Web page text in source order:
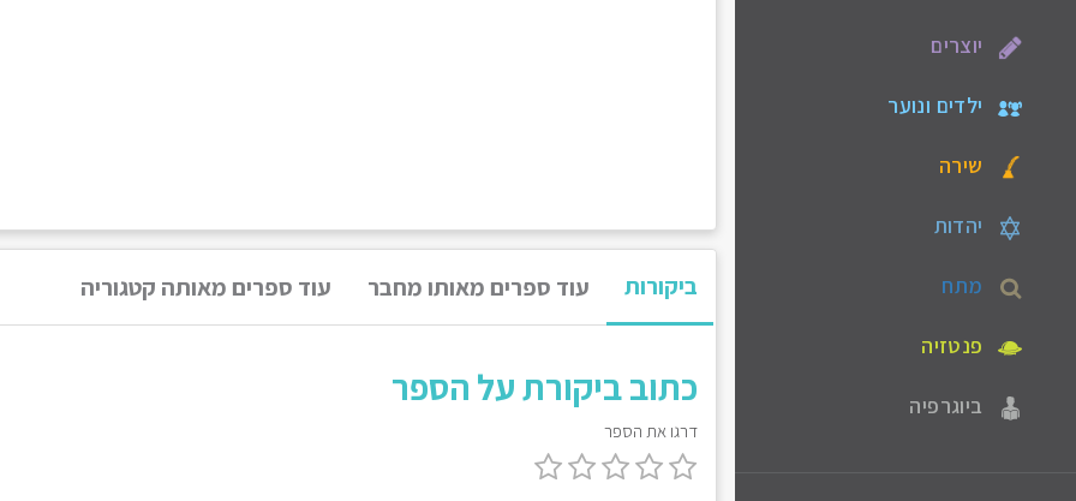
יוצרים
ילדים ונוער
שירה
יהדות
מתח
פנטזיה
ביוגרפיה
ביקורות עוד ספרים מאותו מחבר עוד ספרים מאותה קטגוריה
כתוב ביקורת על הספר
דרגו את הספר